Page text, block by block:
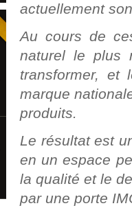
actuellement
Au cours de
naturel le plus
transformer, et
marque
produits.
Le résultat est
en un espace
la qualité et le
par une porte